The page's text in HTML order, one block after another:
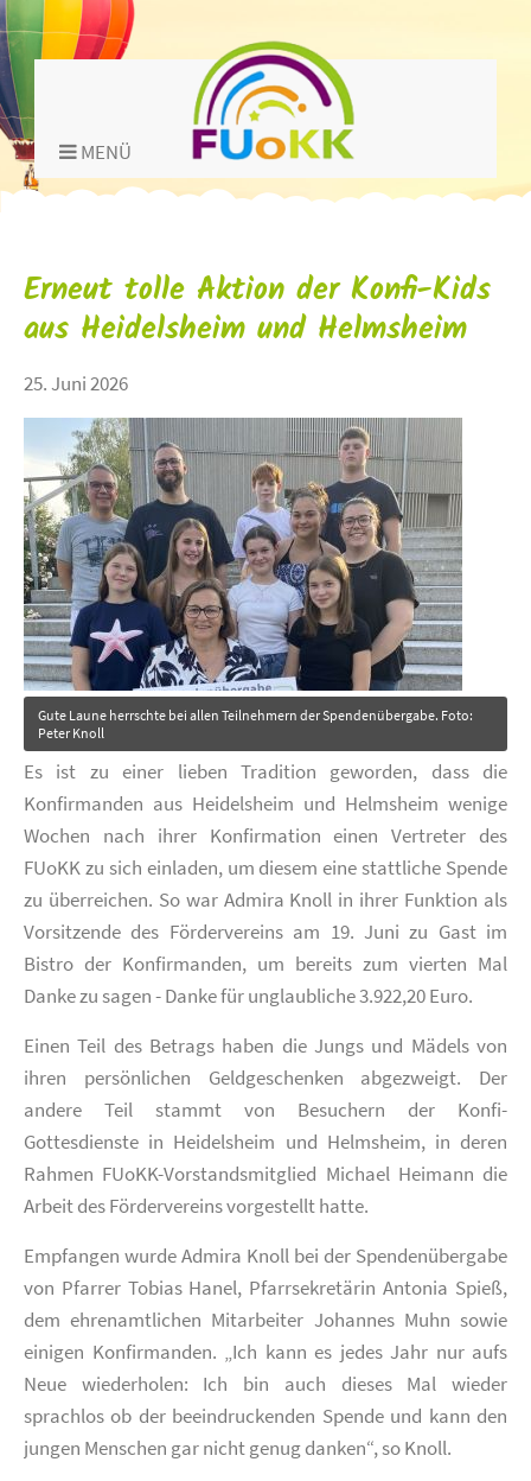
MENÜ
Erneut tolle Aktion der Konfi-Kids
aus Heidelsheim und Helmsheim
25. Juni 2026
title="">
Gute Laune herrschte bei allen Teilnehmern der Spendenübergabe. Foto:
Peter Knoll
Es ist zu einer lieben Tradition geworden, dass die
Konfirmanden aus Heidelsheim und Helmsheim wenige
Wochen nach ihrer Konfirmation einen Vertreter des
FUoKK zu sich einladen, um diesem eine stattliche Spende
zu überreichen. So war Admira Knoll in ihrer Funktion als
Vorsitzende des Fördervereins am 19. Juni zu Gast im
Bistro der Konfirmanden, um bereits zum vierten Mal
Danke zu sagen - Danke für unglaubliche 3.922,20 Euro.
Einen Teil des Betrags haben die Jungs und Mädels von
ihren persönlichen Geldgeschenken abgezweigt. Der
andere Teil stammt von Besuchern der Konfi-
Gottesdienste in Heidelsheim und Helmsheim, in deren
Rahmen FUoKK-Vorstandsmitglied Michael Heimann die
Arbeit des Fördervereins vorgestellt hatte.
Empfangen wurde Admira Knoll bei der Spendenübergabe
von Pfarrer Tobias Hanel, Pfarrsekretärin Antonia Spieß,
dem ehrenamtlichen Mitarbeiter Johannes Muhn sowie
einigen Konfirmanden. „Ich kann es jedes Jahr nur aufs
Neue wiederholen: Ich bin auch dieses Mal wieder
sprachlos ob der beeindruckenden Spende und kann den
jungen Menschen gar nicht genug danken“, so Knoll.